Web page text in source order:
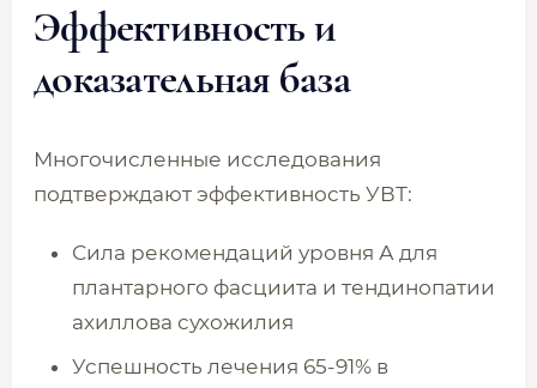
Эффективность и
доказательная база
Многочисленные исследования
подтверждают эффективность УВТ:
Сила рекомендаций уровня А для
плантарного фасциита и тендинопатии
ахиллова сухожилия
Успешность лечения 65-91% в